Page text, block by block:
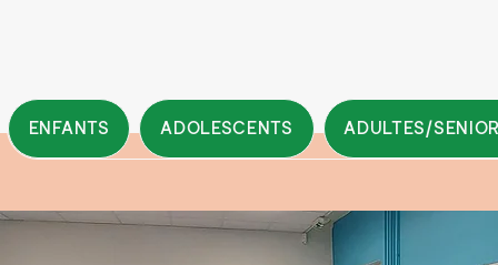
ENFANTS ADOLESCENTS ADULTES/